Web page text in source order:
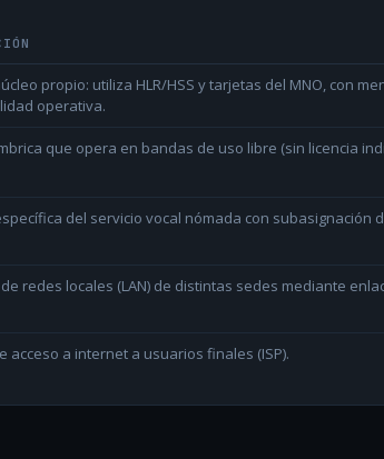
propio: utiliza HLR/HSS y tarjetas del MNO, con
operativa.
que opera en bandas de uso libre (sin licencia
del servicio vocal nómada con subasignación
redes locales (LAN) de distintas sedes mediante
acceso a internet a usuarios finales (ISP).